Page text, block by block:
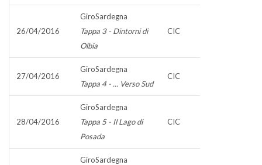
26/04/2016
GiroSardegna
Tappa 3 - Dintorni di
Olbia
CIC
27/04/2016
GiroSardegna
Tappa 4 - ... Verso Sud
CIC
28/04/2016
GiroSardegna
Tappa 5 - Il Lago di
Posada
CIC
GiroSardegna